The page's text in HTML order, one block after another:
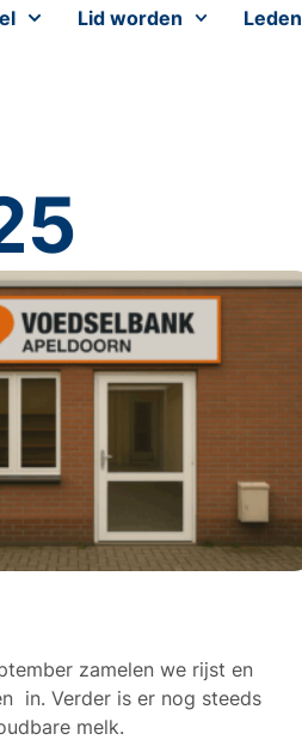
Lid worden Leden
zamelen we rijst en
in. Verder is er nog steeds
melk.